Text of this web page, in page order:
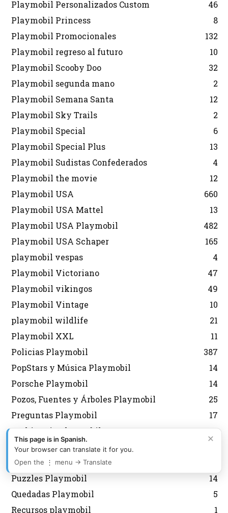
Playmobil Personalizados Custom
46
Playmobil Princess
8
Playmobil Promocionales
132
Playmobil regreso al futuro
10
Playmobil Scooby Doo
32
Playmobil segunda mano
2
Playmobil Semana Santa
12
Playmobil Sky Trails
2
Playmobil Special
6
Playmobil Special Plus
13
Playmobil Sudistas Confederados
4
Playmobil the movie
12
Playmobil USA
660
Playmobil USA Mattel
13
Playmobil USA Playmobil
482
Playmobil USA Schaper
165
playmobil vespas
4
Playmobil Victoriano
47
Playmobil vikingos
49
Playmobil Vintage
10
playmobil wildlife
21
Playmobil XXL
11
Policias Playmobil
387
PopStars y Música Playmobil
14
Porsche Playmobil
14
Pozos, Fuentes y Árboles Playmobil
25
Preguntas Playmobil
17
Prehistoria Playmobil
10
Princesas Playmobil
Puerto Playmobil
Puzzles Playmobil
14
Quedadas Playmobil
5
Recursos playmobil
1
×
This page is in Spanish.
Your browser can translate it for you.
Open the ⋮ menu → Translate